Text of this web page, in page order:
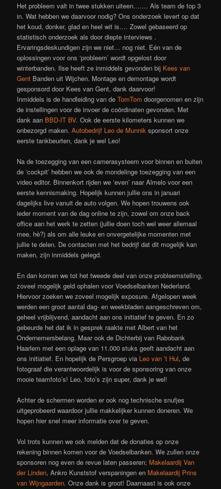
Het probleem valt in twee stukken uiteen……. Als team de top 3
in. Wat hebben we daarvoor nodig? Ons onderzoek levert op dat
het koud, donker, glad en heel wit is…. Zowel gebaseerd op
statistisch onderzoek als door diepte interviews .
Ervaringsdeskundigen zijn we niet… nog niet. Eén van de
oplossingen voor ons ‘probleem’ wordt opgelost door
winterbanden. Ilse heeft ze inmiddels gevonden bij Kees van
Gent Banden uit Wijchen. Montage en demontage wordt
gesponsord door Kees van Gent, dank daarvoor!
Inmiddels is de handleiding van deTomTom doorgenomen en zijn
de instellingen voor de invoer de coördinaten gevonden. Met
dank aan BBD-IT BV. Ook de eerste kilometers kunnen we
onbezorgd maken.Autobedrijf Leo de Munnik sponsort onze
eerste tankbeurten, dank je wel Leo!
Na de toezegging van een camerasysteem voor binnen en buiten
de ‘cockpit’ hebben we ook de mondelinge toezegging van een
video editor. Binnenkort rijden we ‘even’ naar Almelo voor een
eerste kennismaking. Hopelijk kunnen jullie ons in januari
dagelijks live vanuit de auto volgen. We hopen trouwens ook
ieder moment van de dag online te zijn, zowel om onze back
office aan het werk te zetten (jullie doen toch wel weer allemaal
mee, hè?) als om alle leuke en onvergetelijke momenten met
jullie te delen. De contacten met het bedrijf dat dit mogelijk kan
maken, zijn inmiddels gelegd.
En dan komen we tot het tweede deel van onze probleemstelling,
zoveel mogelijk geld ophalen voor Voedselbanken Nederland.
Hiervoor zoeken we zoveel mogelijk exposure. Afgelopen week
werden een groot aantal dag- en weekbladen aangeschreven om,
geheel vrijblijvend, aandacht aan ons initiatief te geven. En zo
gebeurde het dat ik in gesprek raakte met Albert van het
Ondernemersbelang. Maar ook de Dichterbij van Rabobank
Haarlem met een oplage van 11.000 stuks geeft aandacht aan
ons initiatief. En hopelijk de Persgroep via Leo van ’t Hul, de
fotograaf die verantwoordelijk is voor de sponsoring van onze
mooie teamfoto’s! Leo, foto’s zijn super, dank je wel!
Achter de schermen worden er ook nog technische snufjes
uitgeprobeerd waardoor jullie makkelijker kunnen doneren. We
hopen hier snel meer informatie over te geven.
Vol trots kunnen we ook melden dat de donaties op onze
rekening binnen komen voor de Voedselbanken. We zullen onze
sponsoren nog even de revue laten passeren; Makelaardij Van
der Linden, Ankro Kunststof verspaningen en Makelaardij Prins
van Wijngaarden. Onze dank is groot! Daarnaast is ook onze